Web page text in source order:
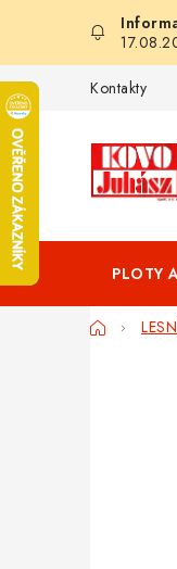
obsah
Kontakty
PLOTY
Domů